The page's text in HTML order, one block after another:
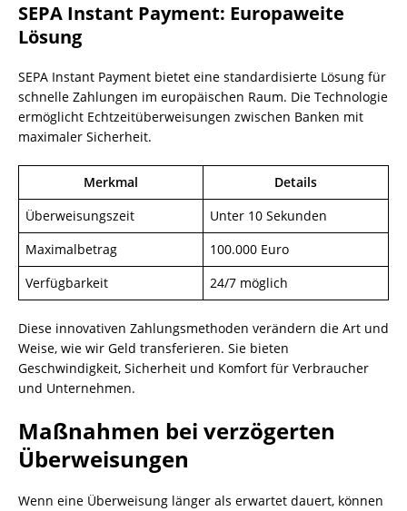
SEPA Instant Payment: Europaweite
Lösung
SEPA Instant Payment bietet eine standardisierte Lösung für
schnelle Zahlungen im europäischen Raum. Die Technologie
ermöglicht Echtzeitüberweisungen zwischen Banken mit
maximaler Sicherheit.
Merkmal
Details
Überweisungszeit
Unter 10 Sekunden
Maximalbetrag
100.000 Euro
Verfügbarkeit
24/7 möglich
Diese innovativen Zahlungsmethoden verändern die Art und
Weise, wie wir Geld transferieren. Sie bieten
Geschwindigkeit, Sicherheit und Komfort für Verbraucher
und Unternehmen.
Maßnahmen bei verzögerten
Überweisungen
Wenn eine Überweisung länger als erwartet dauert, können